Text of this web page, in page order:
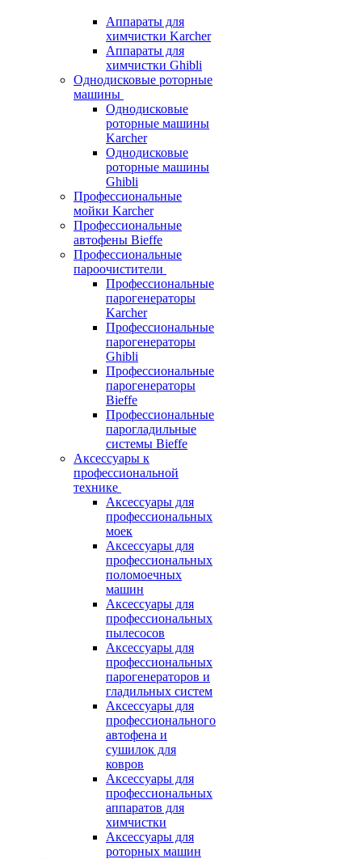
Аппараты для
химчистки Karcher
Аппараты для
химчистки Ghibli
Однодисковые роторные
машины
Однодисковые
роторные машины
Karcher
Однодисковые
роторные машины
Ghibli
Профессиональные
мойки Karcher
Профессиональные
автофены Bieffe
Профессиональные
пароочистители
Профессиональные
парогенераторы
Karcher
Профессиональные
парогенераторы
Ghibli
Профессиональные
парогенераторы
Bieffe
Профессиональные
парогладильные
системы Bieffe
Аксессуары к
профессиональной
технике
Аксессуары для
профессиональных
моек
Аксессуары для
профессиональных
поломоечных
машин
Аксессуары для
профессиональных
пылесосов
Аксессуары для
профессиональных
парогенераторов и
гладильных систем
Аксессуары для
профессионального
автофена и
сушилок для
ковров
Аксессуары для
профессиональных
аппаратов для
химчистки
Аксессуары для
роторных машин